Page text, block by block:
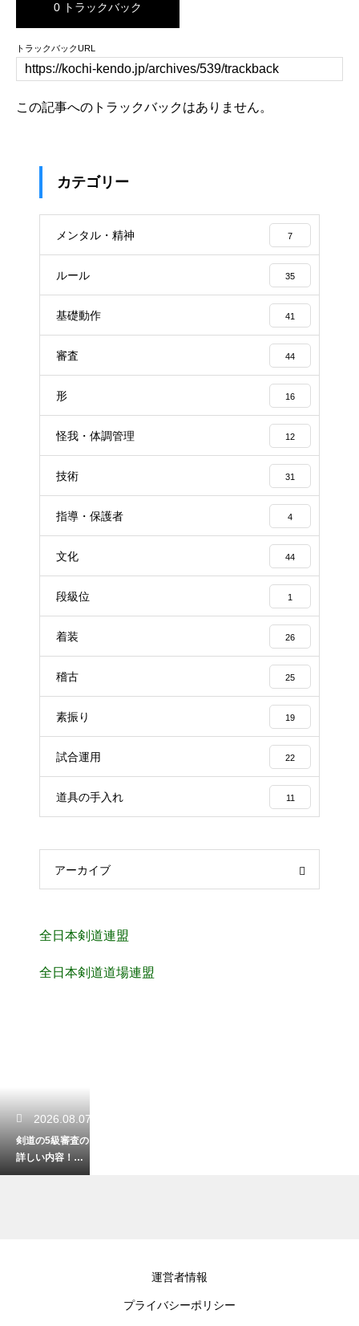
0 トラックバック
トラックバックURL
この記事へのトラックバックはありません。
カテゴリー
メンタル・精神 7
ルール 35
基礎動作 41
審査 44
形 16
怪我・体調管理 12
技術 31
指導・保護者 4
文化 44
段級位 1
着装 26
稽古 25
素振り 19
試合運用 22
道具の手入れ 11
アーカイブ
全日本剣道連盟
全日本剣道道場連盟
2026.08.07
剣道の5級審査の
詳しい内容！初
心者が合格を目
運営者情報
プライバシーポリシー